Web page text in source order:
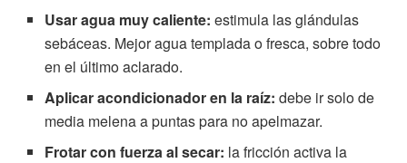
Usar agua muy caliente: estimula las glándulas
sebáceas. Mejor agua templada o fresca, sobre todo
en el último aclarado.
Aplicar acondicionador en la raíz: debe ir solo de
media melena a puntas para no apelmazar.
Frotar con fuerza al secar: la fricción activa la